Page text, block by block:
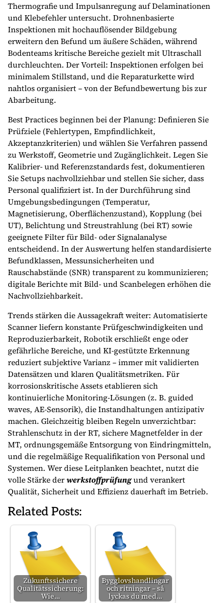
Thermografie und Impulsanregung auf Delaminationen
und Klebefehler untersucht. Drohnenbasierte
Inspektionen mit hochauflösender Bildgebung
erweitern den Befund um äußere Schäden, während
Bodenteams kritische Bereiche gezielt mit Ultraschall
durchleuchten. Der Vorteil: Inspektionen erfolgen bei
minimalem Stillstand, und die Reparaturkette wird
nahtlos organisiert – von der Befundbewertung bis zur
Abarbeitung.
Best Practices beginnen bei der Planung: Definieren Sie
Prüfziele (Fehlertypen, Empfindlichkeit,
Akzeptanzkriterien) und wählen Sie Verfahren passend
zu Werkstoff, Geometrie und Zugänglichkeit. Legen Sie
Kalibrier- und Referenzstandards fest, dokumentieren
Sie Setups nachvollziehbar und stellen Sie sicher, dass
Personal qualifiziert ist. In der Durchführung sind
Umgebungsbedingungen (Temperatur,
Magnetisierung, Oberflächenzustand), Kopplung (bei
UT), Belichtung und Streustrahlung (bei RT) sowie
geeignete Filter für Bild- oder Signalanalyse
entscheidend. In der Auswertung helfen standardisierte
Befundklassen, Messunsicherheiten und
Rauschabstände (SNR) transparent zu kommunizieren;
digitale Berichte mit Bild- und Scanbelegen erhöhen die
Nachvollziehbarkeit.
Trends stärken die Aussagekraft weiter: Automatisierte
Scanner liefern konstante Prüfgeschwindigkeiten und
Reproduzierbarkeit, Robotik erschließt enge oder
gefährliche Bereiche, und KI-gestützte Erkennung
reduziert subjektive Varianz – immer mit validierten
Datensätzen und klaren Qualitätsmetriken. Für
korrosionskritische Assets etablieren sich
kontinuierliche Monitoring-Lösungen (z. B. guided
waves, AE-Sensorik), die Instandhaltungen antizipativ
machen. Gleichzeitig bleiben Regeln unverzichtbar:
Strahlenschutz in der RT, sichere Magnetfelder in der
MT, ordnungsgemäße Entsorgung von Eindringmitteln,
und die regelmäßige Requalifikation von Personal und
Systemen. Wer diese Leitplanken beachtet, nutzt die
volle Stärke derwerkstoffprüfungund verankert
Qualität, Sicherheit und Effizienz dauerhaft im Betrieb.
Related Posts:
Zukunftssichere
Qualitätssicherung:
Wie…
Bygglovshandlingar
och ritningar – så
lyckas du med…